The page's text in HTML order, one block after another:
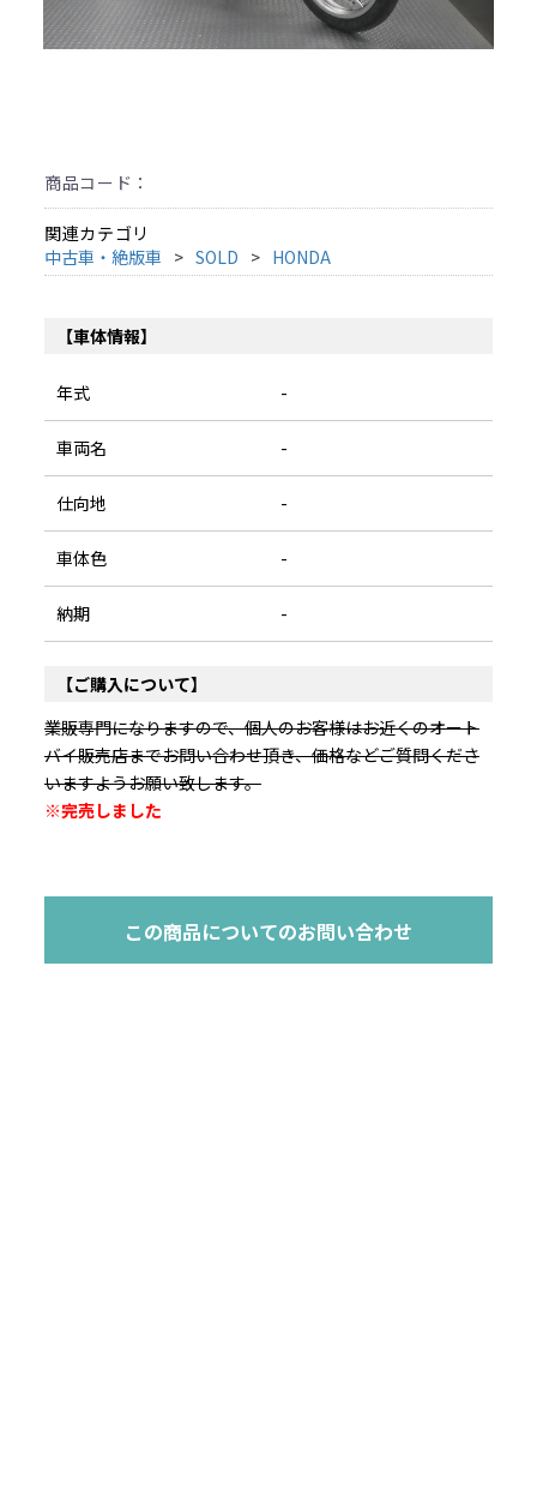
商品コード：
関連カテゴリ
中古車・絶版車
SOLD HONDA
【車体情報】
年式 -
車両名 -
仕向地 -
車体色 -
納期 -
【ご購入について】
業販専門になりますので、個人のお客様はお近くのオート
バイ販売店までお問い合わせ頂き、価格などご質問くださ
いますようお願い致します。
※完売しました
この商品についてのお問い合わせ